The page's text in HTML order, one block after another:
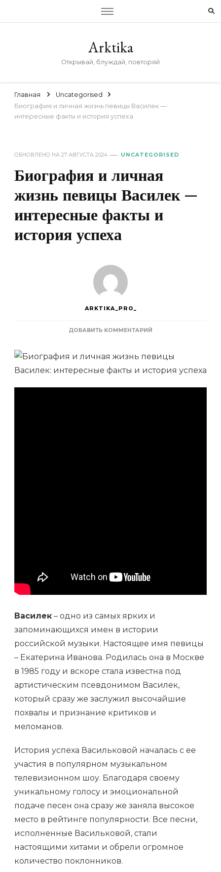
Arktika
Открывай, блуждай, повторяй
Главная
Uncategorised
Биография и личная жизнь певицы Василек —
интересные факты и история успеха
ОБНОВЛЕНО НА 27 АВГУСТА 2024 UNCATEGORISED
Биография и личная
жизнь певицы Василек —
интересные факты и
история успеха
ARKTIKA_PRO_
ДОБАВИТЬ КОММЕНТАРИЙ
И
ЖИЗНЬ
Василек – одно из самых ярких и
запоминающихся имен в истории
российской музыки. Настоящее имя певицы
– Екатерина Иванова. Родилась она в Москве
в 1985 году и вскоре стала известна под
артистическим псевдонимом Василек,
который сразу же заслужил высочайшие
похвалы и признание критиков и
меломанов.
История успеха Васильковой началась с ее
участия в популярном музыкальном
телевизионном шоу. Благодаря своему
уникальному голосу и эмоциональной
подаче песен она сразу же заняла высокое
место в рейтинге популярности. Все песни,
исполненные Васильковой, стали
настоящими хитами и обрели огромное
количество поклонников.